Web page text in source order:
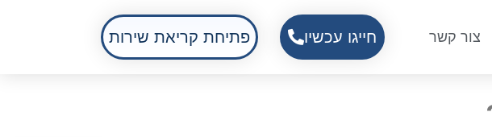
צור קשר חייגו עכשיו פתיחת קריאת שירות